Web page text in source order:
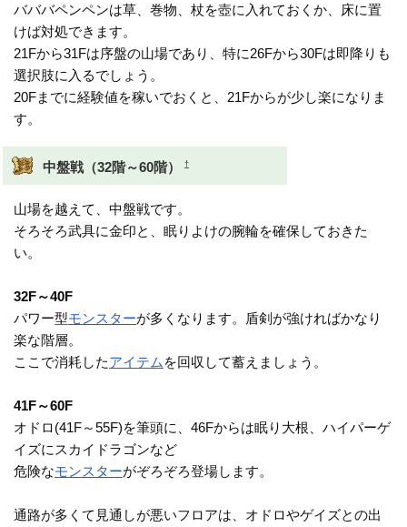
バババペンペンは草、巻物、杖を壺に入れておくか、床に置
けば対処できます。
21Fから31Fは序盤の山場であり、特に26Fから30Fは即降りも
選択肢に入るでしょう。
20Fまでに経験値を稼いでおくと、21Fからが少し楽になりま
す。
中盤戦（32階～60階） †
山場を越えて、中盤戦です。
そろそろ武具に金印と、眠りよけの腕輪を確保しておきた
い。
32F～40F
パワー型モンスターが多くなります。盾剣が強ければかなり
楽な階層。
ここで消耗したアイテム を回収して蓄えましょう。
41F～60F
オドロ(41F～55F)を筆頭に、46Fからは眠り大根、ハイパーゲ
イズにスカイドラゴンなど
危険なモンスターがぞろぞろ登場します。
通路が多くて見通しが悪いフロアは、オドロやゲイズとの出